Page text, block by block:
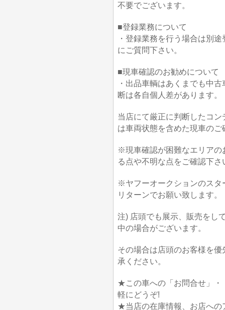
不要でございます。
■登録業務について
・登録業務を行う場合は別
にご質問下さい。
■現車確認のお勧めについて
・出品車輌はあくまでも中
断は各自個人差があります。
当店にて厳正に判断したコ
は車両状態を含めた現車の
※現車確認が困難なエリアの
る点や不明な点をご確認下さ
※ヤフーオークションのスタ
リターンでお願い致します。
注) 店頭でも展示、販売をし
中の場合がございます。
その場合は店頭のお客様を
承ください。
★この車への「お問合せ」・
軽にどうぞ!
★当店の在庫情報、お店への